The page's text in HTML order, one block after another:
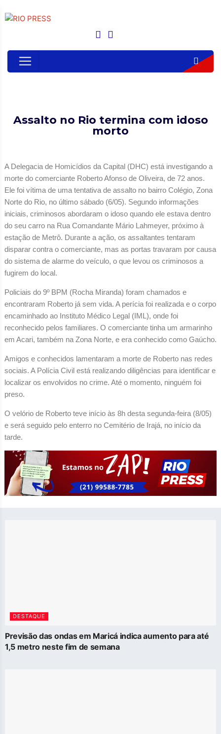
Assalto no Rio termina com idoso
morto
A Delegacia de Homicídios da Capital (DHC) está investigando a
morte do comerciante Roberto Afonso de Oliveira, de 72 anos.
Ele foi vítima de uma tentativa de assalto no bairro Colégio, Zona
Norte do Rio, no último sábado (6/05). Segundo informações
iniciais, criminosos abordaram o idoso quando ele estava dentro
do seu carro na Rua Comandante Mário Lahmeyer, próximo à
estação de Metrô. Durante a ação, os assaltantes tentaram
disparar contra o comerciante, mas as portas travaram por causa
do sistema de alarme do veículo, o que levou os criminosos a
fugirem do local.
Policiais do 9º BPM (Rocha Miranda) foram chamados e
encontraram Roberto já sem vida. A perícia foi realizada e o corpo
encaminhado ao Instituto Médico Legal (IML), onde foi
reconhecido pelos familiares. O comerciante tinha um armarinho
em Acari, também na Zona Norte, e era conhecido como Gaúcho.
Amigos e conhecidos lamentaram a morte de Roberto nas redes
sociais. A Polícia Civil está realizando diligências para identificar e
localizar os envolvidos no crime. Até o momento, ninguém foi
preso.
O velório de Roberto teve início às 8h desta segunda-feira (8/05)
e será seguido pelo enterro no Cemitério de Irajá, no início da
tarde.
DESTAQUE
Previsão das ondas em Maricá indica aumento para até
1,5 metro neste fim de semana